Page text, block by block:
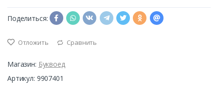
Поделиться:
Отложить Сравнить
Магазин: Буквоед
Артикул: 9907401